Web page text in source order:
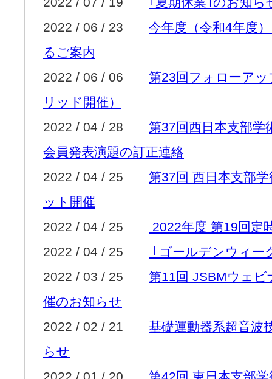
2022 / 06 / 23 今年度（令和4年度
るご案内
2022 / 06 / 06 第23回フォローア
リッド開催）
2022 / 04 / 28 第37回西日本支部
会員発表演題の訂正連絡
2022 / 04 / 25 第37回 西日本支部
ット開催
2022 / 04 / 25
2022年度 第19回定
2022 / 04 / 25
｢ゴールデンウィー
2022 / 03 / 25 第11回 JSBMウェビ
催のお知らせ
2022 / 02 / 21 基礎運動器系超音波
らせ
2022 / 01 / 20 第42回 東日本支部